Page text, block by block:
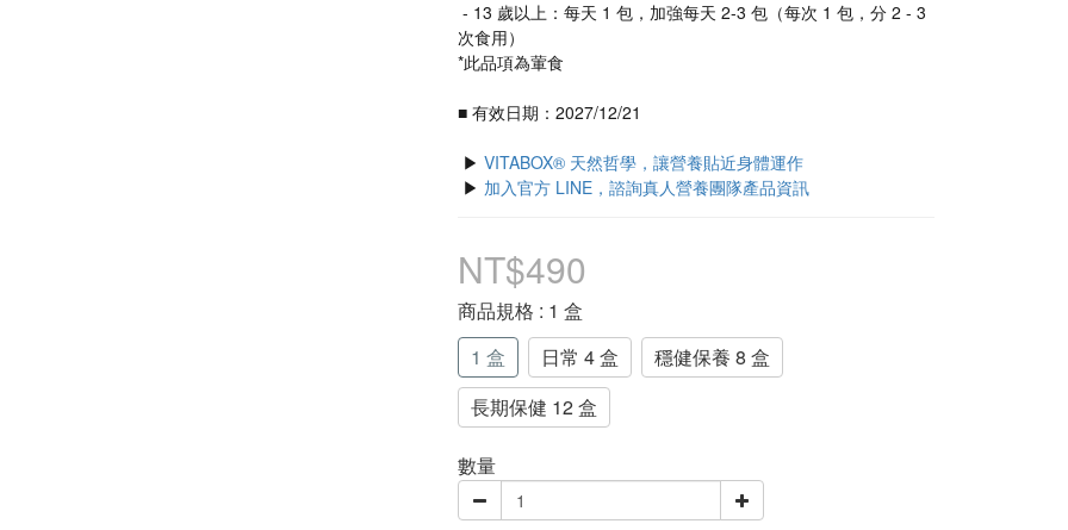
次食用）
*此品項為葷食
■ 有效日期：2027/12/21
▶ VITABOX® 天然哲學，讓營養貼近身體運作
▶ 加入官方 LINE，諮詢真人營養團隊產品資訊
NT$490
商品規格 : 1 盒
1 盒
日常 4 盒
穩健保養 8 盒
長期保健 12 盒
數量